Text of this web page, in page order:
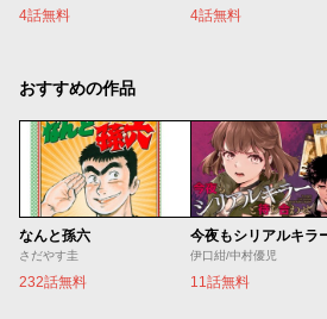
4話無料 4話無料
おすすめの作品
なんと孫六
さだやす圭
232話無料
伊口紺/中村優児
11話無料